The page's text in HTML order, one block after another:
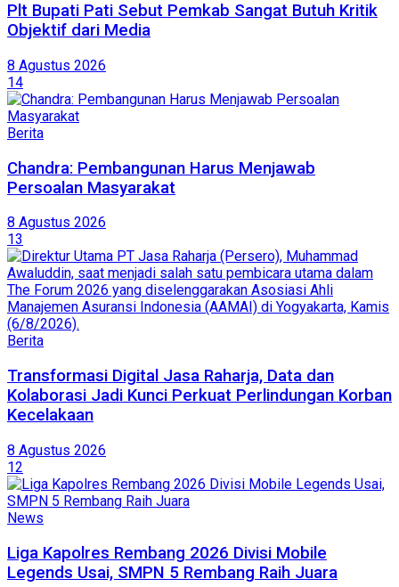
Plt Bupati Pati Sebut Pemkab Sangat Butuh Kritik
Objektif dari Media
8 Agustus 2026
14
Berita
Chandra: Pembangunan Harus Menjawab
Persoalan Masyarakat
8 Agustus 2026
13
Berita
Transformasi Digital Jasa Raharja, Data dan
Kolaborasi Jadi Kunci Perkuat Perlindungan Korban
Kecelakaan
8 Agustus 2026
12
News
Liga Kapolres Rembang 2026 Divisi Mobile
Legends Usai, SMPN 5 Rembang Raih Juara